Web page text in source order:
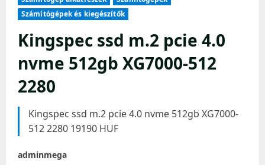
Számítógépek és kiegészítők
Kingspec ssd m.2 pcie 4.0
nvme 512gb XG7000-512
2280
Kingspec ssd m.2 pcie 4.0 nvme 512gb XG7000-
512 2280 19190 HUF
adminmega